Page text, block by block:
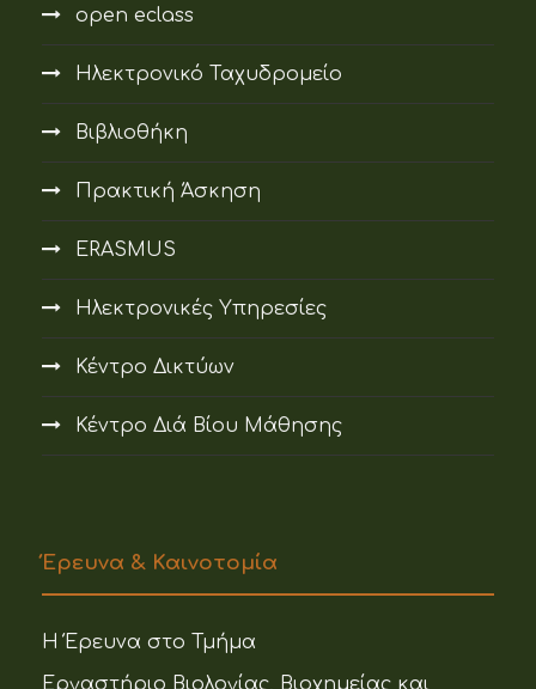
open eclass
Ηλεκτρονικό Ταχυδρομείο
Βιβλιοθήκη
Πρακτική Άσκηση
ERASMUS
Ηλεκτρονικές Υπηρεσίες
Κέντρο Δικτύων
Κέντρο Διά Βίου Μάθησης
Έρευνα & Καινοτομία
Η Έρευνα στο Τμήμα
Εργαστήριο Βιολογίας, Βιοχημείας και